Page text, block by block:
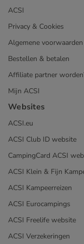
ACSI
Privacy & Cookies
Algemene voorwaarden
Bestellen & betalen
Affiliate partner
Mijn ACSI
Websites
ACSI.eu
ACSI Club ID website
CampingCard ACSI
ACSI Klein & Fijn
ACSI Kampeerreizen
ACSI Eurocampings
ACSI Freelife website
ACSI Verzekeringen